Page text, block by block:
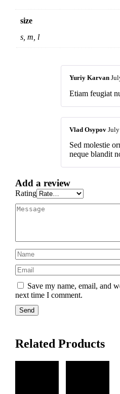
size
s, m, l
Yuriy Karvan
Etiam feugiat
Vlad Osypov
Sed molestie
neque blandit
Add a review
Rating
Save my name, email, and
next time I comment.
Related Products